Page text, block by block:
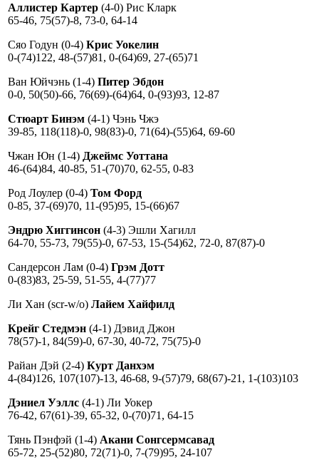
Аллистер Картер (4-0) Рис Кларк
65-46, 75(57)-8, 73-0, 64-14
Сяо Годун (0-4) Крис Уокелин
0-(74)122, 48-(57)81, 0-(64)69, 27-(65)71
Ван Юйчэнь (1-4) Питер Эбдон
0-0, 50(50)-66, 76(69)-(64)64, 0-(93)93, 12-87
Стюарт Бинэм (4-1) Чэнь Чжэ
39-85, 118(118)-0, 98(83)-0, 71(64)-(55)64, 69-60
Чжан Юн (1-4) Джеймс Уоттана
46-(64)84, 40-85, 51-(70)70, 62-55, 0-83
Род Лоулер (0-4) Том Форд
0-85, 37-(69)70, 11-(95)95, 15-(66)67
Эндрю Хиггинсон (4-3) Эшли Хагилл
64-70, 55-73, 79(55)-0, 67-53, 15-(54)62, 72-0, 87(87)-0
Сандерсон Лам (0-4) Грэм Дотт
0-(83)83, 25-59, 51-55, 4-(77)77
Ли Хан (scr-w/o) Лайем Хайфилд
Крейг Стедмэн (4-1) Дэвид Джон
78(57)-1, 84(59)-0, 67-30, 40-72, 75(75)-0
Райан Дэй (2-4) Курт Данхэм
4-(84)126, 107(107)-13, 46-68, 9-(57)79, 68(67)-21, 1-(103)103
Дэниел Уэллс (4-1) Ли Уокер
76-42, 67(61)-39, 65-32, 0-(70)71, 64-15
Тянь Пэнфэй (1-4) Акани Сонгсермсавад
65-72, 25-(52)80, 72(71)-0, 7-(79)95, 24-107